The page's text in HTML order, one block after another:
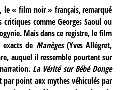
le « film noir » français, remarqué
critiques comme Georges Saoul ou
Mais dans ce registre, le film
de Manèges(Yves Allégret,
auquel il ressemble pourtant sur
La Vérité sur Bébé Donge
point aux mythes véhiculés par